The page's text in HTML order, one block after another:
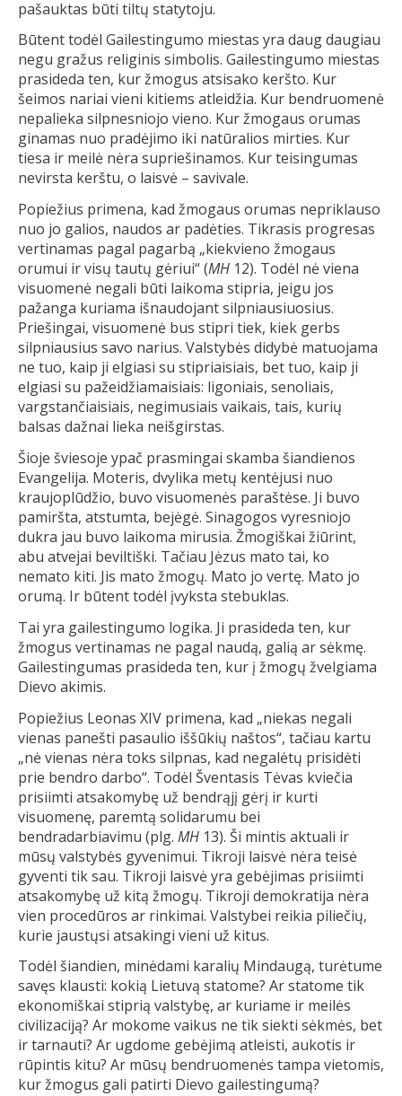
pašauktas būti tiltų statytoju.
Būtent todėl Gailestingumo miestas yra daug daugiau
negu gražus religinis simbolis. Gailestingumo miestas
prasideda ten, kur žmogus atsisako keršto. Kur
šeimos nariai vieni kitiems atleidžia. Kur bendruomenė
nepalieka silpnesniojo vieno. Kur žmogaus orumas
ginamas nuo pradėjimo iki natūralios mirties. Kur
tiesa ir meilė nėra supriešinamos. Kur teisingumas
nevirsta kerštu, o laisvė – savivale.
Popiežius primena, kad žmogaus orumas nepriklauso
nuo jo galios, naudos ar padėties. Tikrasis progresas
vertinamas pagal pagarbą „kiekvieno žmogaus
orumui ir visų tautų gėriui“ (MH 12). Todėl nė viena
visuomenė negali būti laikoma stipria, jeigu jos
pažanga kuriama išnaudojant silpniausiuosius.
Priešingai, visuomenė bus stipri tiek, kiek gerbs
silpniausius savo narius. Valstybės didybė matuojama
ne tuo, kaip ji elgiasi su stipriaisiais, bet tuo, kaip ji
elgiasi su pažeidžiamaisiais: ligoniais, senoliais,
vargstančiaisiais, negimusiais vaikais, tais, kurių
balsas dažnai lieka neišgirstas.
Šioje šviesoje ypač prasmingai skamba šiandienos
Evangelija. Moteris, dvylika metų kentėjusi nuo
kraujoplūdžio, buvo visuomenės paraštėse. Ji buvo
pamiršta, atstumta, bejėgė. Sinagogos vyresniojo
dukra jau buvo laikoma mirusia. Žmogiškai žiūrint,
abu atvejai beviltiški. Tačiau Jėzus mato tai, ko
nemato kiti. Jis mato žmogų. Mato jo vertę. Mato jo
orumą. Ir būtent todėl įvyksta stebuklas.
Tai yra gailestingumo logika. Ji prasideda ten, kur
žmogus vertinamas ne pagal naudą, galią ar sėkmę.
Gailestingumas prasideda ten, kur į žmogų žvelgiama
Dievo akimis.
Popiežius Leonas XIV primena, kad „niekas negali
vienas panešti pasaulio iššūkių naštos“, tačiau kartu
„nė vienas nėra toks silpnas, kad negalėtų prisidėti
prie bendro darbo“. Todėl Šventasis Tėvas kviečia
prisiimti atsakomybę už bendrąjį gėrį ir kurti
visuomenę, paremtą solidarumu bei
bendradarbiavimu (plg. MH 13). Ši mintis aktuali ir
mūsų valstybės gyvenimui. Tikroji laisvė nėra teisė
gyventi tik sau. Tikroji laisvė yra gebėjimas prisiimti
atsakomybę už kitą žmogų. Tikroji demokratija nėra
vien procedūros ar rinkimai. Valstybei reikia piliečių,
kurie jaustųsi atsakingi vieni už kitus.
Todėl šiandien, minėdami karalių Mindaugą, turėtume
savęs klausti: kokią Lietuvą statome? Ar statome tik
ekonomiškai stiprią valstybę, ar kuriame ir meilės
civilizaciją? Ar mokome vaikus ne tik siekti sėkmės, bet
ir tarnauti? Ar ugdome gebėjimą atleisti, aukotis ir
rūpintis kitu? Ar mūsų bendruomenės tampa vietomis,
kur žmogus gali patirti Dievo gailestingumą?